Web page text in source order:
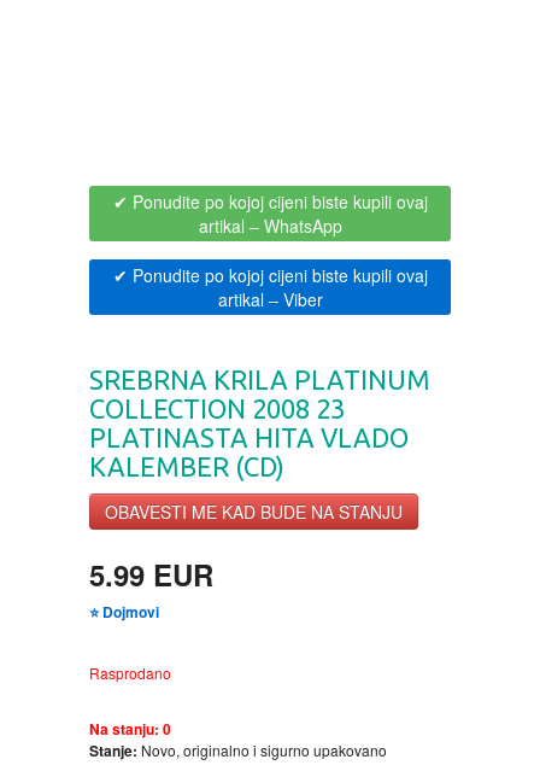
DRUSTVENA IGRA
DUH I TELO
EDUKATIVNI
EROTSKI
ESEJISTIKA
FANTASTIKA
HOROR
ISTORIJSKI
✔ Ponudite po kojoj cijeni biste kupili ovaj
artikal – WhatsApp
✔ Ponudite po kojoj cijeni biste kupili ovaj
artikal– Viber
SREBRNA KRILA PLATINUM
COLLECTION 2008 23
PLATINASTA HITA VLADO
KALEMBER (CD)
OBAVESTI ME KAD BUDE NA STANJU
5.99 EUR
⭐ Dojmovi
Rasprodano
Na stanju: 0
Stanje: Novo, originalno i sigurno upakovano